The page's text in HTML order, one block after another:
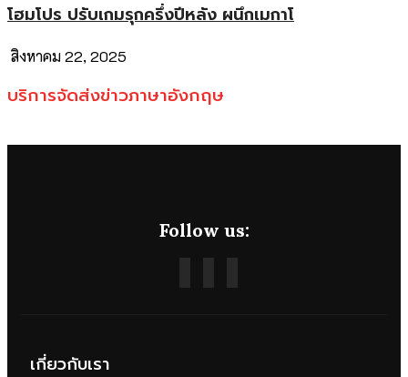
โฮมโปร ปรับเกมรุกครึ่งปีหลัง ผนึกเมกาโ
สิงหาคม 22, 2025
บริการจัดส่งข่าวภาษาอังกฤษ
Follow us:
เกี่ยวกับเรา